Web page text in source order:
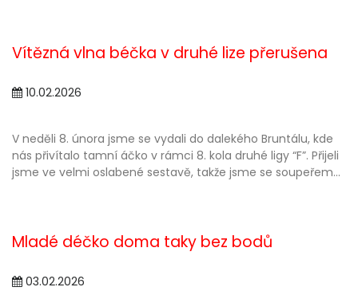
Vítězná vlna béčka v druhé lize přerušena
10.02.2026
V neděli 8. února jsme se vydali do dalekého Bruntálu, kde
nás přivítalo tamní áčko v rámci 8. kola druhé ligy “F”. Přijeli
jsme ve velmi oslabené sestavě, takže jsme se soupeřem...
Mladé déčko doma taky bez bodů
03.02.2026